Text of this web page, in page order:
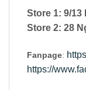
Store 1: 9/13
Store 2: 28
Fanpage:
https://